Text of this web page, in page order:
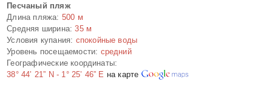
Песчаный пляж
Длина пляжа: 500 м
Средняя ширина:35 м
Условия купания: спокойные воды
Уровень посещаемости: средний
Географические координаты:
38° 44’ 21” N - 1° 25’ 46” E на карте